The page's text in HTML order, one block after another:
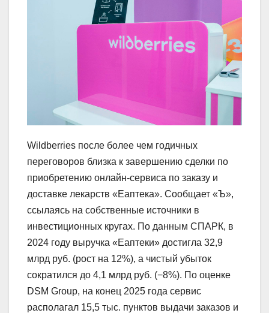
Wildberries после более чем годичных
переговоров близка к завершению сделки по
приобретению онлайн‑сервиса по заказу и
доставке лекарств «Еаптека». Сообщает «Ъ»,
ссылаясь на собственные источники в
инвестиционных кругах. По данным СПАРК, в
2024 году выручка «Еаптеки» достигла 32,9
млрд руб. (рост на 12%), а чистый убыток
сократился до 4,1 млрд руб. (−8%). По оценке
DSM Group, на конец 2025 года сервис
располагал 15,5 тыс. пунктов выдачи заказов и